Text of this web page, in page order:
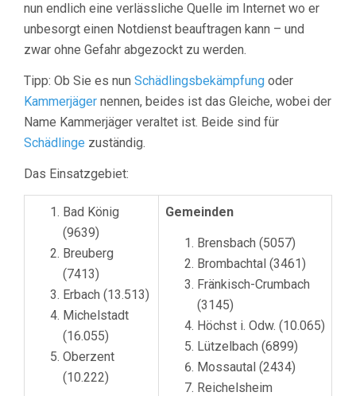
nun endlich eine verlässliche Quelle im Internet wo er
unbesorgt einen Notdienst beauftragen kann – und
zwar ohne Gefahr abgezockt zu werden.
Tipp: Ob Sie es nun Schädlingsbekämpfung oder
Kammerjäger nennen, beides ist das Gleiche, wobei der
Name Kammerjäger veraltet ist. Beide sind für
Schädlinge zuständig.
Das Einsatzgebiet:
Bad König
(9639)
Breuberg
(7413)
Erbach (13.513)
Michelstadt
(16.055)
Oberzent
(10.222)
Gemeinden
Brensbach (5057)
Brombachtal (3461)
Fränkisch-Crumbach
(3145)
Höchst i. Odw. (10.065)
Lützelbach (6899)
Mossautal (2434)
Reichelsheim